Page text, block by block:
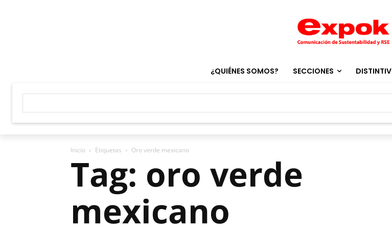
¿QUIÉNES SOMOS? SECCIONES
Inicio Etiquetas Oro verde mexicano
Tag: oro verde
mexicano